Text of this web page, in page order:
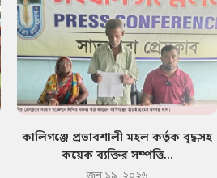
কালিগঞ্জে প্রভাবশালী মহল কর্তৃক বৃদ্ধসহ
কয়েক ব্যক্তির সম্পত্তি...